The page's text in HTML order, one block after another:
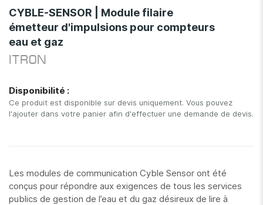
to
the
beginning
of
the
CYBLE-SENSOR | Module filaire
émetteur d'impulsions pour compteurs
eau et gaz
ITRON
Disponibilité :
Ce produit est disponible sur devis uniquement. Vous pouvez
l'ajouter dans votre panier afin d'effectuer une demande de devis.
Les modules de communication Cyble Sensor ont été
conçus pour répondre aux exigences de tous les services
publics de gestion de l’eau et du gaz désireux de lire à